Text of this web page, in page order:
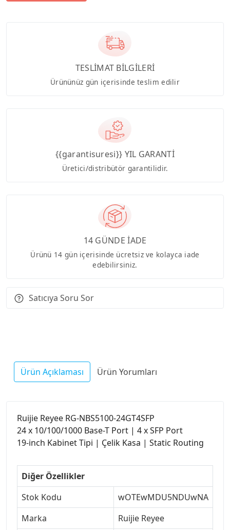
TESLİMAT BİLGİLERİ
Ürününüz gün içerisinde teslim edilir
{{garantisuresi}} YIL GARANTİ
Üretici/distribütör garantilidir.
14 GÜNDE İADE
Ürünü 14 gün içerisinde ücretsiz ve kolayca iade
edebilirsiniz.
Satıcıya Soru Sor
Ürün Açıklaması Ürün Yorumları
Ruijie Reyee RG-NBS5100-24GT4SFP
24 x 10/100/1000 Base-T Port | 4 x SFP Port
19-inch Kabinet Tipi | Çelik Kasa | Static Routing
Diğer Özellikler
Stok Kodu
wOTEwMDU5NDUwNA
Marka
Ruijie Reyee